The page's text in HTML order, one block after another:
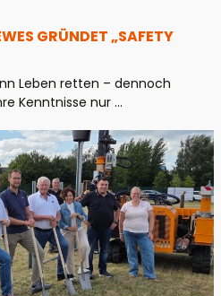
GRÜNDET „SAFETY
Leben retten – dennoch
Kenntnisse nur ...